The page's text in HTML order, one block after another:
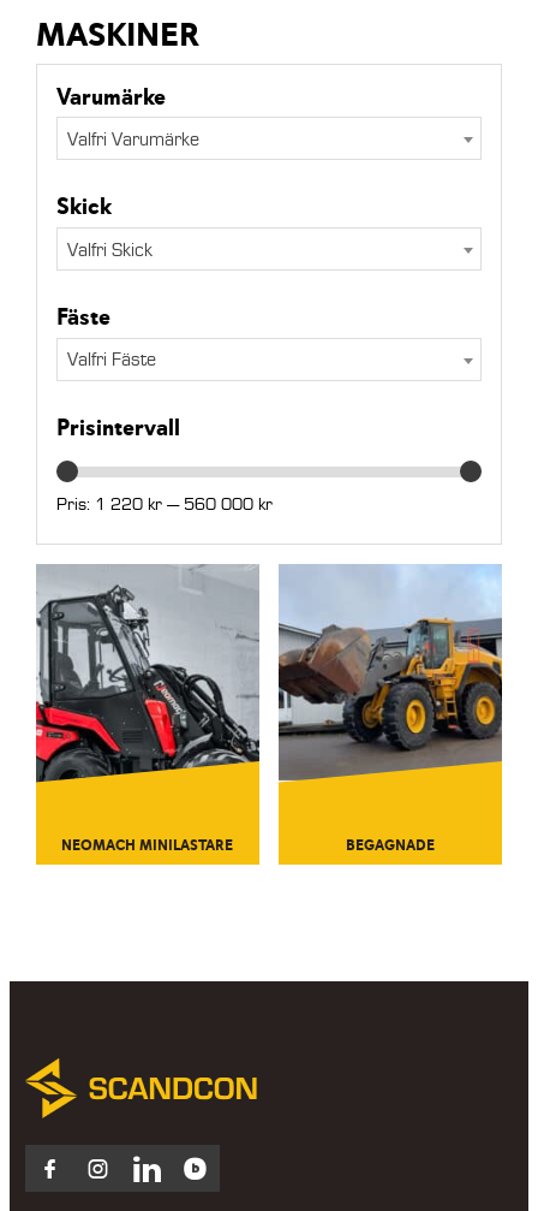
MASKINER
Varumärke
Valfri Varumärke
Skick
Valfri Skick
Fäste
Valfri Fäste
Prisintervall
Min
Max
Pris: 1 220 kr— 560 000 kr
NEOMACH MINILASTARE BEGAGNADE
Facebook
Instagram
LinkedInBlocket